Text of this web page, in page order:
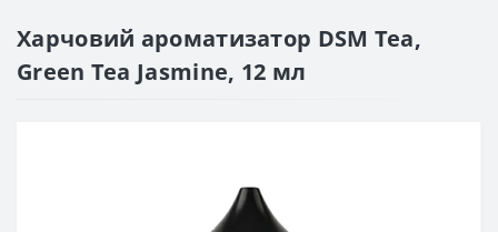
Харчовий ароматизатор DSM Tea,
Green Tea Jasmine, 12 мл